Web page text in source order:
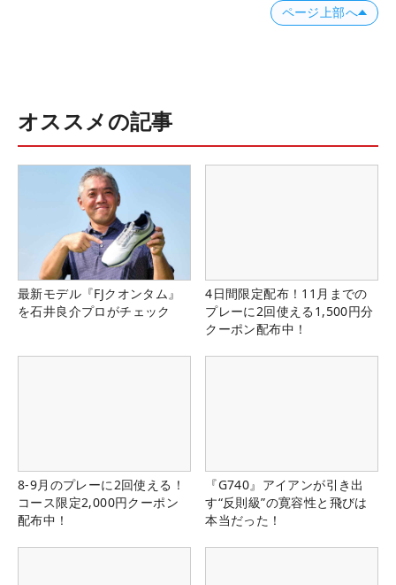
ページ上部へ
オススメの記事
最新モデル『FJクオンタム』
を石井良介プロがチェック
4日間限定配布！11月までの
プレーに2回使える1,500円分
クーポン配布中！
8-9月のプレーに2回使える！
コース限定2,000円クーポン
配布中！
『G740』アイアンが引き出
す“反則級”の寛容性と飛びは
本当だった！